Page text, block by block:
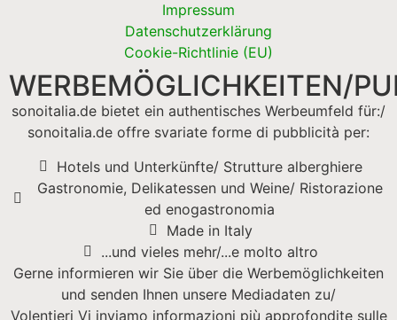
Impressum
Datenschutzerklärung
Cookie-Richtlinie (EU)
WERBEMÖGLICHKEITEN/
sonoitalia.de bietet ein authentisches Werbeumfeld für:/
sonoitalia.de offre svariate forme di pubblicità per:
Hotels und Unterkünfte/ Strutture alberghiere
Gastronomie, Delikatessen und Weine/ Ristorazione
ed enogastronomia
Made in Italy
...und vieles mehr/...e molto altro
Gerne informieren wir Sie über die Werbemöglichkeiten
und senden Ihnen unsere Mediadaten zu/
Volentieri Vi inviamo informazioni più approfondite sulle